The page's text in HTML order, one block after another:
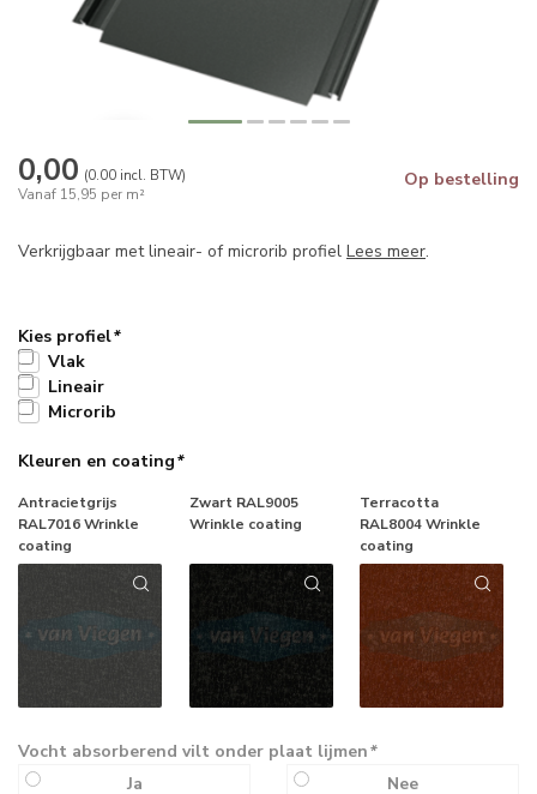
0,00 (0.00 incl. BTW)
Vanaf 15,95 per m²
Op bestelling
Verkrijgbaar met lineair- of microrib profiel Lees meer.
Kies profiel*
Vlak
Lineair
Microrib
Kleuren en coating*
Antracietgrijs
RAL7016 Wrinkle
coating
Zwart RAL9005
Wrinkle coating
Terracotta
RAL8004 Wrinkle
coating
Vocht absorberend vilt onder plaat lijmen*
Ja
Nee